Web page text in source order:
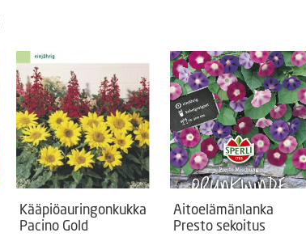
Kääpiöauringonkukka
Pacino Gold
Aitoelämänlanka
Presto sekoitus